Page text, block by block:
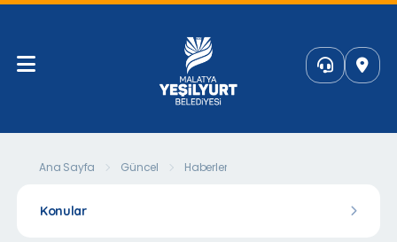
Ana Sayfa Güncel Haberler
Konular